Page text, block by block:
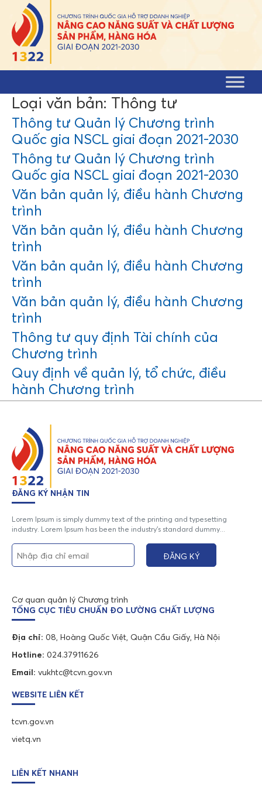
Skip to content
Loại văn bản: Thông tư
Thông tư Quản lý Chương trình
Quốc gia NSCL giai đoạn 2021-2030
Thông tư Quản lý Chương trình
Quốc gia NSCL giai đoạn 2021-2030
Văn bản quản lý, điều hành Chương
trình
Văn bản quản lý, điều hành Chương
trình
Văn bản quản lý, điều hành Chương
trình
Văn bản quản lý, điều hành Chương
trình
Thông tư quy định Tài chính của
Chương trình
Quy định về quản lý, tổ chức, điều
hành Chương trình
ĐĂNG KÝ NHẬN TIN
Lorem Ipsum is simply dummy text of the printing and typesetting
industry. Lorem Ipsum has been the industry's standard dummy...
Cơ quan quản lý Chương trình
TỔNG CỤC TIÊU CHUẨN ĐO LƯỜNG CHẤT LƯỢNG
Địa chỉ: 08, Hoàng Quốc Việt, Quận Cầu Giấy, Hà Nội
Hotline: 024.37911626
Email: vukhtc@tcvn.gov.vn
WEBSITE LIÊN KẾT
tcvn.gov.vn
vietq.vn
LIÊN KẾT NHANH